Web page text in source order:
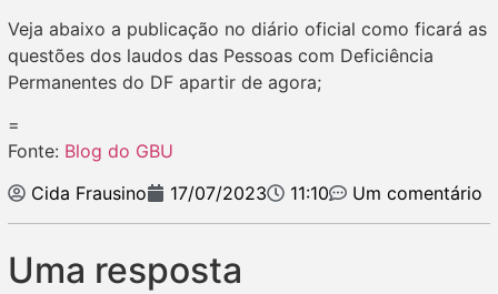
Veja abaixo a publicação no diário oficial como ficará as
questões dos laudos das Pessoas com Deficiência
Permanentes do DF apartir de agora;
=
Fonte: Blog do GBU
Cida Frausino
17/07/2023 11:10 Um comentário
Uma resposta